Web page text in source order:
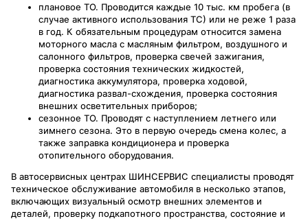
плановое ТО. Проводится каждые 10 тыс. км пробега (в
случае активного использования ТС) или не реже 1 раза
в год. К обязательным процедурам относится замена
моторного масла с масляным фильтром, воздушного и
салонного фильтров, проверка свечей зажигания,
проверка состояния технических жидкостей,
диагностика аккумулятора, проверка ходовой,
диагностика развал-схождения, проверка состояния
внешних осветительных приборов;
сезонное ТО. Проводят с наступлением летнего или
зимнего сезона. Это в первую очередь смена колес, а
также заправка кондиционера и проверка
отопительного оборудования.
В автосервисных центрах ШИНСЕРВИС специалисты проводят
техническое обслуживание автомобиля в несколько этапов,
включающих визуальный осмотр внешних элементов и
деталей, проверку подкапотного пространства, состояние и